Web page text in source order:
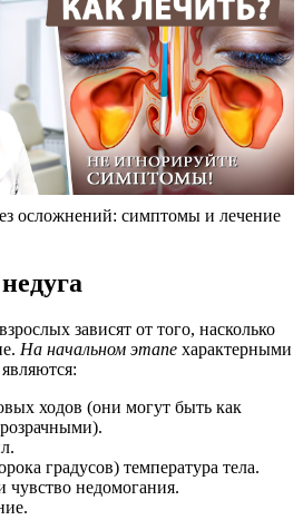
осложнений: симптомы и лечение
зависят от того, насколько
На начальном этапе характерными
ходов (они могут быть как
градусов) температура тела.
чувство недомогания.